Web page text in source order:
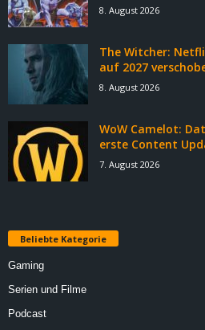
8. August 2026
The Witcher:
auf 2027
8. August 2026
WoW Camelot:
erste Content
7. August 2026
Beliebte Kategorie
Gaming
Serien und Filme
Podcast